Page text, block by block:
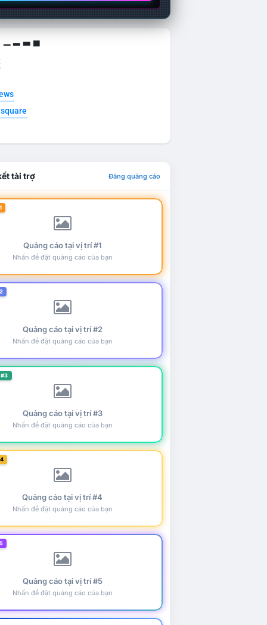
▁ ▂ ▃ ▄
tài trợ Đăng quảng cáo
Quảng cáo tại vị trí #1
Nhấn để đặt quảng cáo của bạn
Quảng cáo tại vị trí #2
Nhấn để đặt quảng cáo của bạn
Quảng cáo tại vị trí #3
Nhấn để đặt quảng cáo của bạn
Quảng cáo tại vị trí #4
Nhấn để đặt quảng cáo của bạn
Quảng cáo tại vị trí #5
Nhấn để đặt quảng cáo của bạn